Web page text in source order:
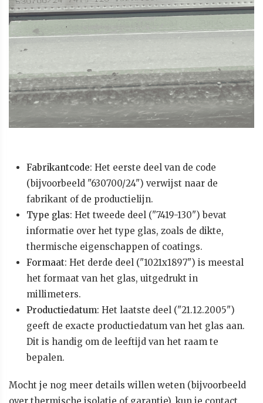
Fabrikantcode: Het eerste deel van de code
(bijvoorbeeld "630700/24") verwijst naar de
fabrikant of de productielijn.
Type glas: Het tweede deel ("7419-130") bevat
informatie over het type glas, zoals de dikte,
thermische eigenschappen of coatings.
Formaat: Het derde deel ("1021x1897") is meestal
het formaat van het glas, uitgedrukt in
millimeters.
Productiedatum: Het laatste deel ("21.12.2005")
geeft de exacte productiedatum van het glas aan.
Dit is handig om de leeftijd van het raam te
bepalen.
Mocht je nog meer details willen weten (bijvoorbeeld